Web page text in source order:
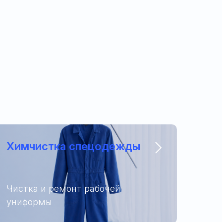
Химчистка спецодежды
Чистка и ремонт рабочей
униформы